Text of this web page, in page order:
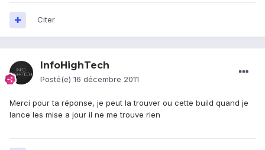
Citer
InfoHighTech
Posté(e) 16 décembre 2011
Merci pour ta réponse, je peut la trouver ou cette build quand je
lance les mise a jour il ne me trouve rien